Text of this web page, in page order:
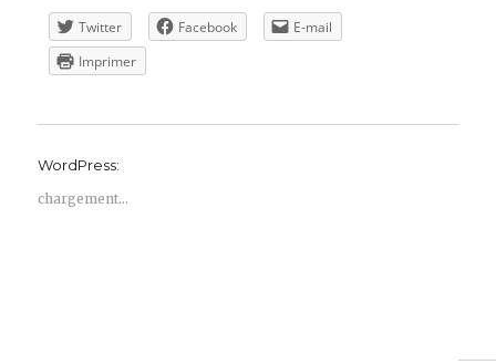
Twitter Facebook
E-mail
Imprimer
WordPress:
chargement…